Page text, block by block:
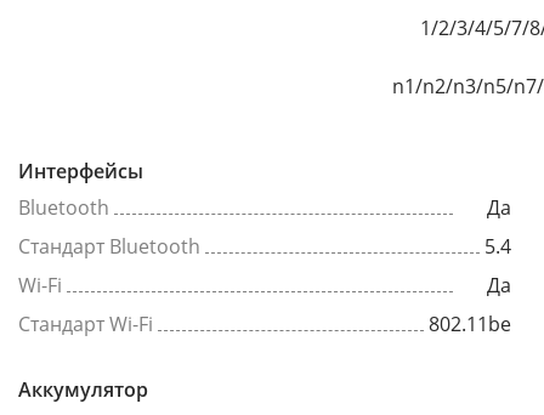
1/2/3/4/5/7/
n1/n2/n3/n5/
Интерфейсы
Bluetooth
Да
Стандарт Bluetooth
5.4
Wi-Fi
Да
Стандарт Wi-Fi
802.11be
Аккумулятор